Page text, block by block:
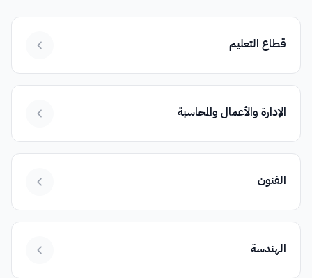
قطاع التعليم
الإدارة والأعمال والمحاسبة
الفنون
الهندسة